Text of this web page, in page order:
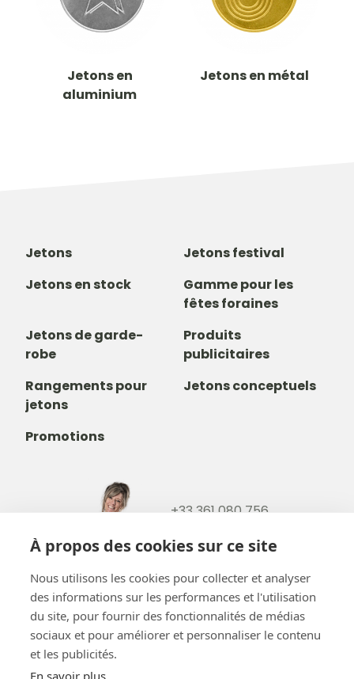
À propos des cookies sur ce site
Nous utilisons les cookies pour collecter et analyser
des informations sur les performances et l'utilisation
du site, pour fournir des fonctionnalités de médias
sociaux et pour améliorer et personnaliser le contenu
et les publicités.
En savoir plus
Jetons en
aluminium
Jetons en métal
Jetons
Jetons festival
Jetons en stock
Gamme pour les
fêtes foraines
Jetons de garde-
robe
Produits
publicitaires
Rangements pour
jetons
Jetons conceptuels
Promotions
+33 361 080 756
info@b-token.eu
Facebook
Instagram
YouTube
LinkedIn